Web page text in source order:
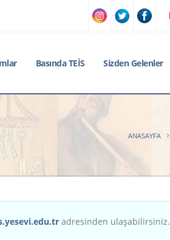
Basında TEİS Sizden Gelenler
ANASAYFA
adresinden ulaşabilirsiniz.